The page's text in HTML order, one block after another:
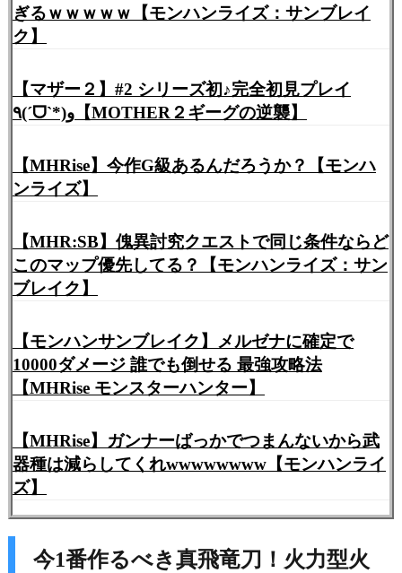
ぎるｗｗｗｗｗ【モンハンライズ：サンブレイ
ク】
【マザー２】#2 シリーズ初♪完全初見プレイ
٩(ˊᗜˋ*)و【MOTHER２ギーグの逆襲】
【MHRise】今作G級あるんだろうか？【モンハ
ンライズ】
【MHR:SB】傀異討究クエストで同じ条件ならど
このマップ優先してる？【モンハンライズ：サン
ブレイク】
【モンハンサンブレイク】メルゼナに確定で
10000ダメージ 誰でも倒せる 最強攻略法
【MHRise モンスターハンター】
【MHRise】ガンナーばっかでつまんないから武
器種は減らしてくれwwwwwwww【モンハンライ
ズ】
今1番作るべき真飛竜刀！火力型火